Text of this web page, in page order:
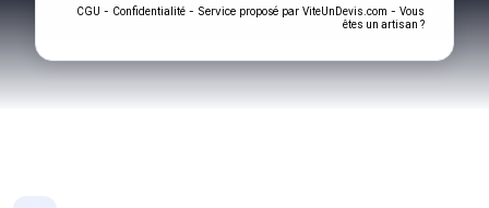
CGU - Confidentialité - Service proposé par ViteUnDevis.com - Vous
êtes un artisan ?